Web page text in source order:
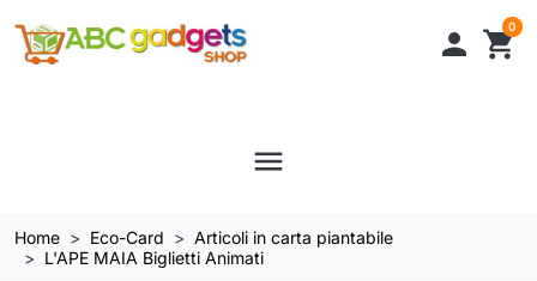
 shopping_cart
0
menu
Home Eco-Card
Articoli in carta piantabile
L'APE MAIA Biglietti Animati